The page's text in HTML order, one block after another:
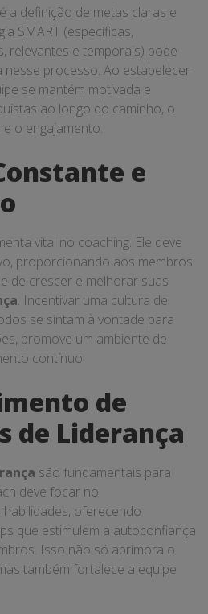
a definição de metas claras e
SMART (específicas,
relevantes e temporais) pode
nesse processo. Ao estabelecer
se mantém motivada e
ao longo do caminho, o
o engajamento.
e
vital no coaching. Ele deve
proporcionando aos membros
de crescer e melhorar suas
. Incentivar uma cultura de
se sintam à vontade para
promove um ambiente de
contínuo.
de
de Liderança
são fundamentais para
deve focar no
oferecendo
que estimulem a autoconfiança
Isso não só aprimora o
também fortalece a equipe